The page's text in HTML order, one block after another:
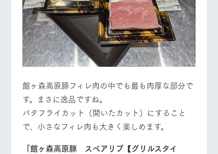
館ヶ森高原豚フィレ肉の中でも最も肉厚な部分で
す。まさに逸品ですね。
バタフライカット（開いたカット）にすること
で、小さなフィレ肉も大きく楽しめます。
「館ヶ森高原豚 スペアリブ【グリルスタイ